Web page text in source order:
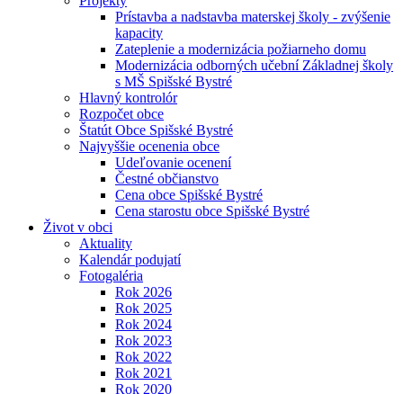
Prístavba a nadstavba materskej školy - zvýšenie
kapacity
Zateplenie a modernizácia požiarneho domu
Modernizácia odborných učební Základnej školy
s MŠ Spišské Bystré
Hlavný kontrolór
Rozpočet obce
Štatút Obce Spišské Bystré
Najvyššie ocenenia obce
Udeľovanie ocenení
Čestné občianstvo
Cena obce Spišské Bystré
Cena starostu obce Spišské Bystré
Život v obci
Aktuality
Kalendár podujatí
Fotogaléria
Rok 2026
Rok 2025
Rok 2024
Rok 2023
Rok 2022
Rok 2021
Rok 2020